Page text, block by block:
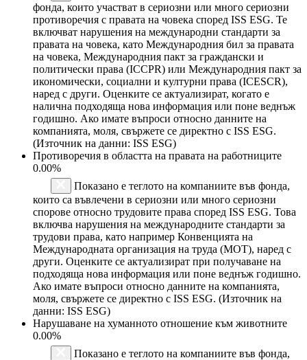
фонда, които участват в сериозни или много сериозни
противоречия с правата на човека според ISS ESG. Те
включват нарушения на международни стандарти за
правата на човека, като Международния бил за правата
на човека, Международния пакт за граждански и
политически права (ICCPR) или Международния пакт за
икономически, социални и културни права (ICESCR),
наред с други. Оценките се актуализират, когато е
налична подходяща нова информация или поне веднъж
годишно. Ако имате въпроси относно данните на
компанията, моля, свържете се директно с ISS ESG.
(Източник на данни: ISS ESG)
Противоречия в областта на правата на работниците
0.00%
Показано е теглото на компаниите във фонда,
които са въвлечени в сериозни или много сериозни
спорове относно трудовите права според ISS ESG. Това
включва нарушения на международните стандарти за
трудови права, като например Конвенцията на
Международната организация на труда (МОТ), наред с
други. Оценките се актуализират при получаване на
подходяща нова информация или поне веднъж годишно.
Ако имате въпроси относно данните на компанията,
моля, свържете се директно с ISS ESG. (Източник на
данни: ISS ESG)
Нарушаване на хуманното отношение към животните
0.00%
Показано е теглото на компаниите във фонда,